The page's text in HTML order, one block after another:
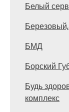
Белый
БМД
Борский
Будь
комплекс